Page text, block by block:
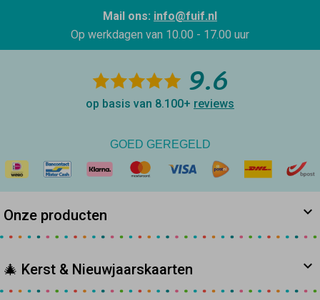
Mail ons: info@fuif.nl
Op werkdagen van 10.00 - 17.00 uur
9.6
op basis van 8.100+ reviews
GOED GEREGELD
Onze producten
🎄 Kerst & Nieuwjaarskaarten